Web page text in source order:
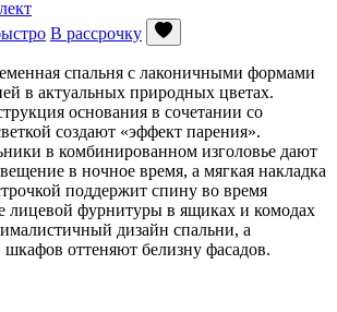
В рассрочку
спальня с лаконичными формами
в актуальных природных цветах.
основания в сочетании со
создают «эффект парения».
в комбинированном изголовье дают
в ночное время, а мягкая накладка
поддержит спину во время
лицевой фурнитуры в ящиках и комодах
дизайн спальни, а
оттеняют белизну фасадов.